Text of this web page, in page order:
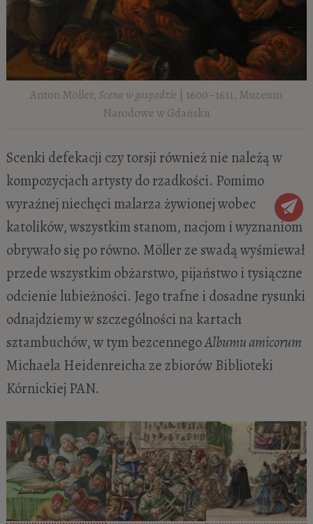
Anton Möller, Scena w gospodzie | 1600–1611, Muzeum
Narodowe w Gdańsku
Scenki defekacji czy torsji również nie należą w
kompozycjach artysty do rzadkości. Pomimo
wyraźnej niechęci malarza żywionej wobec
katolików, wszystkim stanom, nacjom i wyznaniom
obrywało się po równo. Möller ze swadą wyśmiewał
przede wszystkim obżarstwo, pijaństwo i tysiączne
odcienie lubieżności. Jego trafne i dosadne rysunki
odnajdziemy w szczególności na kartach
sztambuchów, w tym bezcennegoAlbumu amicorum
Michaela Heidenreicha ze zbiorów Biblioteki
Kórnickiej PAN.